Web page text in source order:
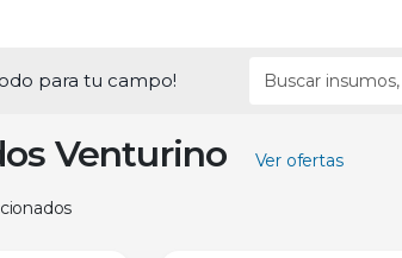
para tu campo!
Venturino Ver ofertas